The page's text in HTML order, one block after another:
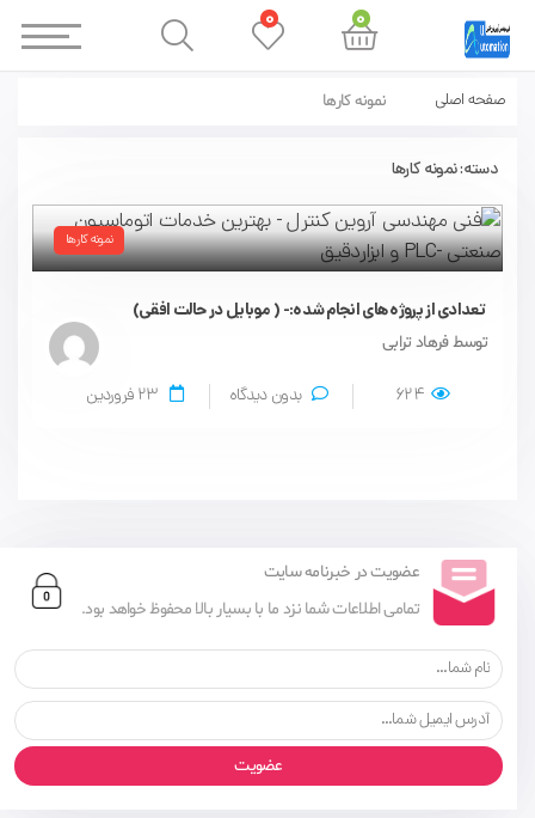
صفحه اصلی نمونه کارها
دسته:نمونه کارها
نمونه کارها
تعدادی از پروژه های انجام شده:- ( موبایل در حالت افقی)
توسط فرهاد ترابی
624 بدون دیدگاه 23فروردین
عضویت در خبرنامه سایت
تمامی اطلاعات شما نزد ما با بسیار بالا محفوظ خواهد بود.
عضویت
0
0